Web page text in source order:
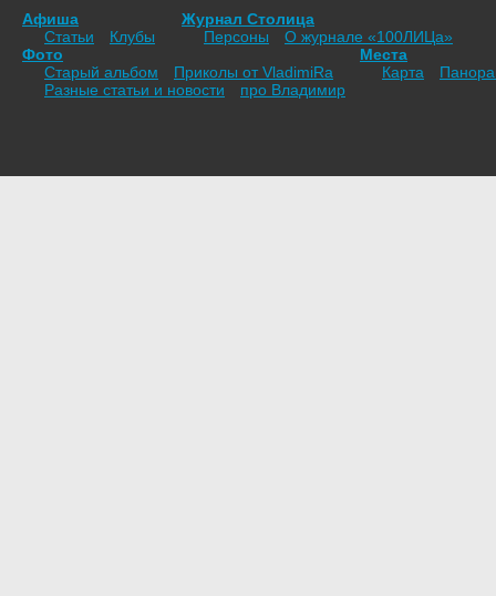
Афиша
Статьи
Клубы
Журнал Столица
Персоны
О журнале «100ЛИЦа»
Фото
Старый альбом
Приколы от VladimiRа
Места
Карта
Разные статьи и новости
про Владимир